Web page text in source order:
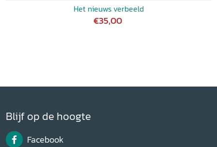
Het nieuws verbeeld
€35,00
Blijf op de hoogte
Facebook